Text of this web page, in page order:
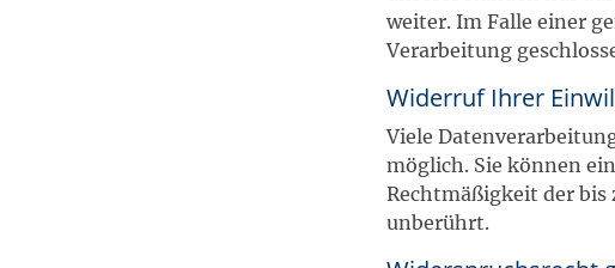
weiter. Im Falle einer
Verarbeitung
Widerruf Ihrer
Viele
möglich. Sie können
Rechtmäßigkeit der
unberührt.